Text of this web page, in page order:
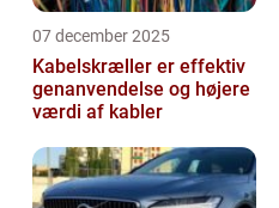
07 december 2025
Kabelskræller er effektiv
genanvendelse og højere
værdi af kabler